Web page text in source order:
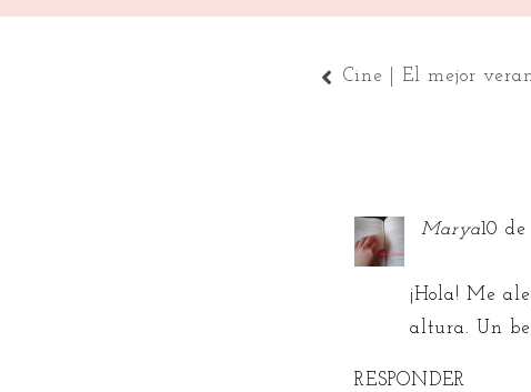
Cine | El mejor
Marya10
¡Hola! Me
altura. Un
RESPONDER